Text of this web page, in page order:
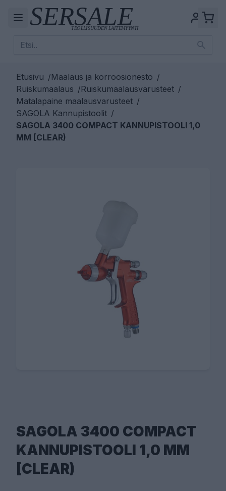
Etusivu /Maalaus ja korroosionesto /
Ruiskumaalaus /Ruiskumaalausvarusteet /
Matalapaine maalausvarusteet /
SAGOLA Kannupistoolit /
SAGOLA 3400 COMPACT KANNUPISTOOLI 1,0
MM [CLEAR)
SAGOLA 3400 COMPACT
KANNUPISTOOLI 1,0 MM
[CLEAR)